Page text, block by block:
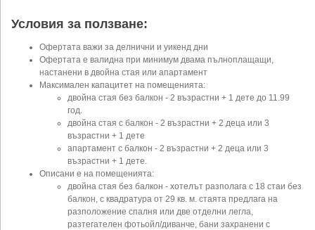
Условия за ползване:
Офертата важи за делнични и уикенд дни
Офертата е валидна при минимум двама пълноплащащи,
настанени в двойна стая или апартамент
Максимален капацитет на помещенията:
двойна стая без балкон - 2 възрастни + 1 дете до 11.99
год.
двойна стая с балкон - 2 възрастни + 2 деца или 3
възрастни + 1 дете
апартамент с балкон - 2 възрастни + 2 деца или 3
възрастни + 1 дете.
Описани е на помещенията:
двойна стая без балкон - хотелът разполага с 18 стаи без
балкон, с квадратура от 29 кв. м. стаята предлага на
разположение спалня или две отделни легла,
разтегателен фотьойл/диванче, бани захранени с